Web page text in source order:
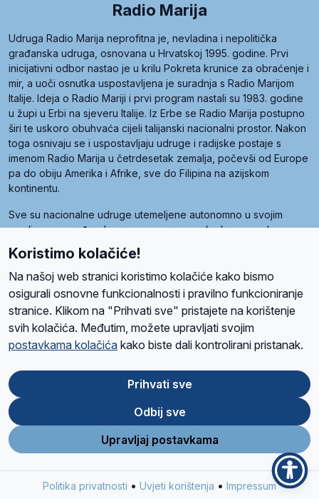
Radio Marija
Udruga Radio Marija neprofitna je, nevladina i nepolitička
građanska udruga, osnovana u Hrvatskoj 1995. godine. Prvi
inicijativni odbor nastao je u krilu Pokreta krunice za obraćenje i
mir, a uoči osnutka uspostavljena je suradnja s Radio Marijom
Italije. Ideja o Radio Mariji i prvi program nastali su 1983. godine
u župi u Erbi na sjeveru Italije. Iz Erbe se Radio Marija postupno
širi te uskoro obuhvaća cijeli talijanski nacionalni prostor. Nakon
toga osnivaju se i uspostavljaju udruge i radijske postaje s
imenom Radio Marija u četrdesetak zemalja, počevši od Europe
pa do obiju Amerika i Afrike, sve do Filipina na azijskom
kontinentu.
Sve su nacionalne udruge utemeljene autonomno u svojim
zemljama, a međusobna su povezane preko krovne udruge
pod nazivom Svjetska obitelj Radio Marije (World Family of
Radio Maria). Svjetsku obitelj utemeljilo je sedam članica, među
kojima je i hrvatska Udruga Radio Marija.
O namaRadio ProgramVolonteriPrijateljiKontaktPravila privatnosti
Ova stranica je zaštićena Google reCAPTCHA sustavom
Store
Google
Play
Koristimo kolačiće!
Na našoj web stranici koristimo kolačiće kako bismo
osigurali osnovne funkcionalnosti i pravilno funkcioniranje
stranice. Klikom na "Prihvati sve" pristajete na korištenje
svih kolačića. Međutim, možete upravljati svojim
postavkama kolačića kako biste dali kontrolirani pristanak.
Prihvati sve
Odbij sve
Upravljaj postavkama
Politika privatnosti • Uvjeti korištenja • Impressum